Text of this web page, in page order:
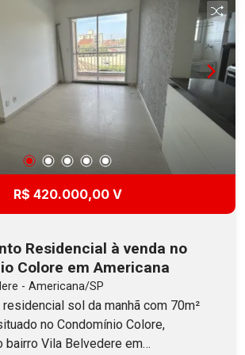
R$ 420.000,00 V
Residencial à venda no
Colore em Americana
- Americana/SP
sol da manhã com 70m²
no Condomínio Colore,
bairro Vila Belvedere em